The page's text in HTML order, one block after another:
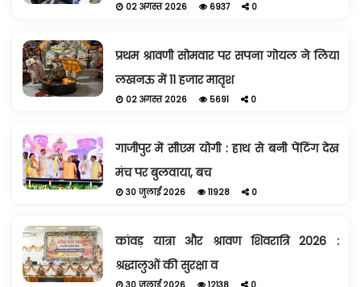
02 अगस्त 2026 6937 0
प्रथम श्रावणी सोमवार पर सपना गोयल ने लिया
लखनऊ में 11 हजार मातृश
02 अगस्त 2026 5691 0
गाजीपुर में सीएम योगी : हाथ से बनी पेंटिंग देख
मंच पर बुलवाया, बच
30 जुलाई 2026 11928 0
कांवड़ यात्रा और श्रावण शिवरात्रि 2026 :
श्रद्धालुओं की सुरक्षा व